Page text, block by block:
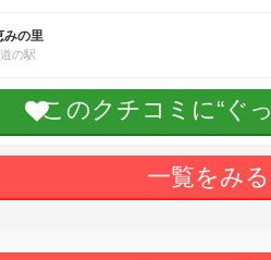
みの里
道の駅
このクチコミに“ぐ
一覧をみる